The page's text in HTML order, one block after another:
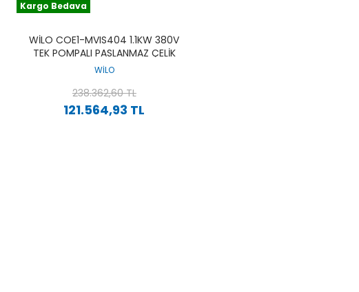
Kargo Bedava
WILO COE1-MVIS404 1.1KW 380V
TEK POMPALI PASLANMAZ ÇELIK
GÖVDELI ÇOK KADEMELI DIKEY
WİLO
121.564,93 TL
238.362,60 TL